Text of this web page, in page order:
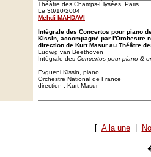
Théâtre des Champs-Élysées, Paris
Le 30/10/2004
Mehdi MAHDAVI
Intégrale des Concertos pour piano
Kissin, accompagné par l'Orchestre
direction de Kurt Masur au Théâtre
Ludwig van Beethoven
Intégrale des Concertos pour piano &
Evgueni Kissin, piano
Orchestre National de France
direction : Kurt Masur
[ A la une|